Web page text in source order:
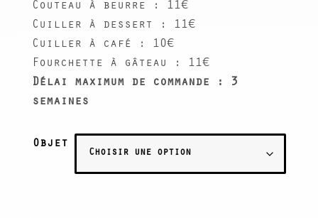
Couteau à beurre : 11€
Cuiller à dessert : 11€
Cuiller à café : 10€
Fourchette à gâteau : 11€
Délai maximum de commande : 3
semaines
Objet